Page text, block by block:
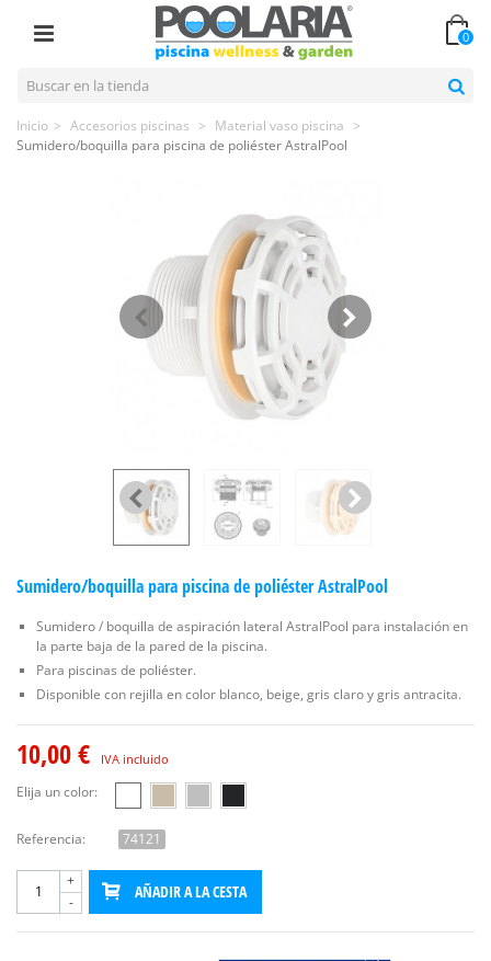
0
Inicio > Accesorios piscinas > Material vaso piscina >
Sumidero/boquilla para piscina de poliéster AstralPool
Sumidero/boquilla para piscina de poliéster AstralPool
Sumidero / boquilla de aspiración lateral AstralPool para instalación en
la parte baja de la pared de la piscina.
Para piscinas de poliéster.
Disponible con rejilla en color blanco, beige, gris claro y gris antracita.
10,00 € IVA incluido
Elija un color:
Referencia: 74121
-
+
AÑADIR A LA CESTA